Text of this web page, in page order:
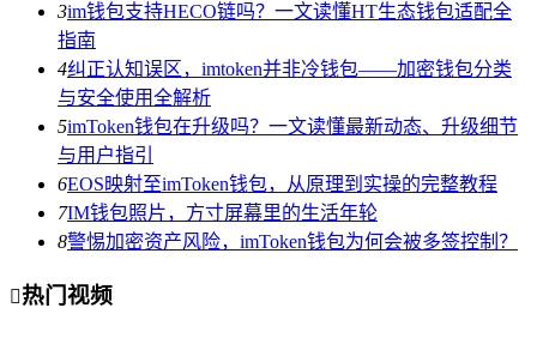
3im钱包支持HECO链吗？一文读懂HT生态钱包适配全
指南
4纠正认知误区，imtoken并非冷钱包——加密钱包分类
与安全使用全解析
5imToken钱包在升级吗？一文读懂最新动态、升级细节
与用户指引
6EOS映射至imToken钱包，从原理到实操的完整教程
7IM钱包照片，方寸屏幕里的生活年轮
8警惕加密资产风险，imToken钱包为何会被多签控制？
热门视频